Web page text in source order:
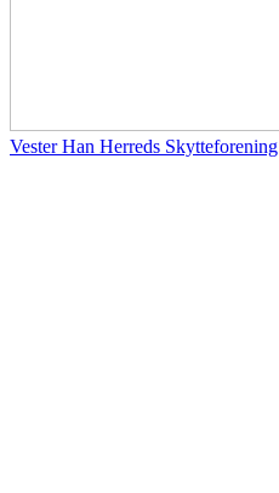
Vester Han Herreds Skytteforening